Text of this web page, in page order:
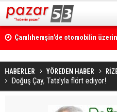
Çamlıhemşin'de otomobilin
HABERLER YÖREDEN HABER
Doğuş Çay, Tata'yla flört ediyor!